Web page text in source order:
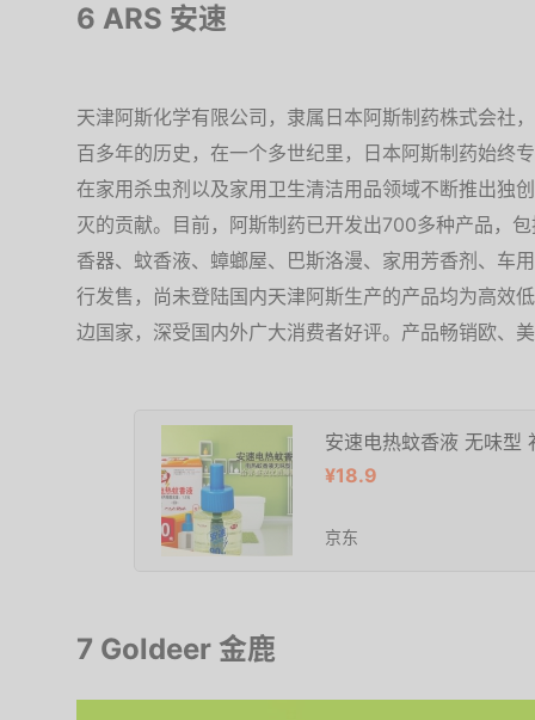
6 ARS 安速
天津阿斯化学有限公司，隶属日本阿斯制药株式会社
百多年的历史，在一个多世纪里，日本阿斯制药始终
在家用杀虫剂以及家用卫生清洁用品领域不断推出独
灭的贡献。目前，阿斯制药已开发出700多种产品，
香器、蚊香液、蟑螂屋、巴斯洛漫、家用芳香剂、车
行发售，尚未登陆国内天津阿斯生产的产品均为高效
边国家，深受国内外广大消费者好评。产品畅销欧、
安速电热蚊香液 无味型
¥18.9
京东
7 Goldeer 金鹿